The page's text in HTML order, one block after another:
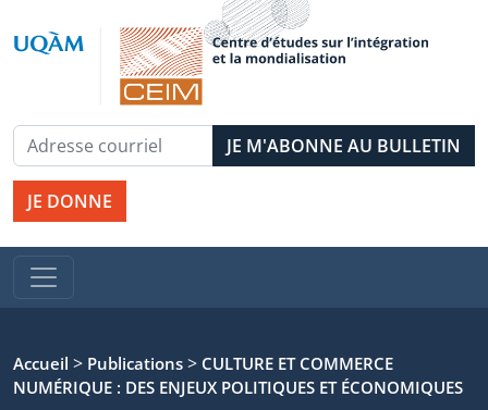
JE DONNE
Accueil > Publications > CULTURE ET COMMERCE
NUMÉRIQUE : DES ENJEUX POLITIQUES ET ÉCONOMIQUES